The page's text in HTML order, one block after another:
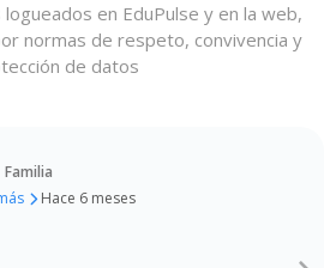
en EduPulse y en la web,
normas de respeto, convivencia y
de datos
Familia
Hace 6 meses